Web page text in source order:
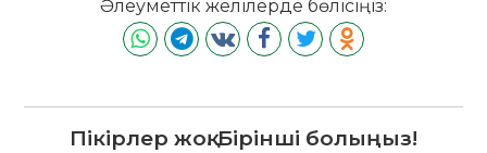
Әлеуметтік желілерде бөлісіңіз:
Пікірлер жоқ. Бірінші болыңыз!